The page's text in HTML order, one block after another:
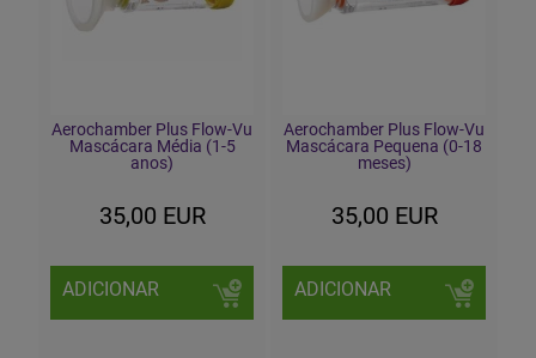
Aerochamber Plus Flow-Vu
Mascácara Média (1-5
anos)
35,00 EUR
ADICIONAR
Aerochamber Plus Flow-Vu
Mascácara Pequena (0-18
meses)
35,00 EUR
ADICIONAR